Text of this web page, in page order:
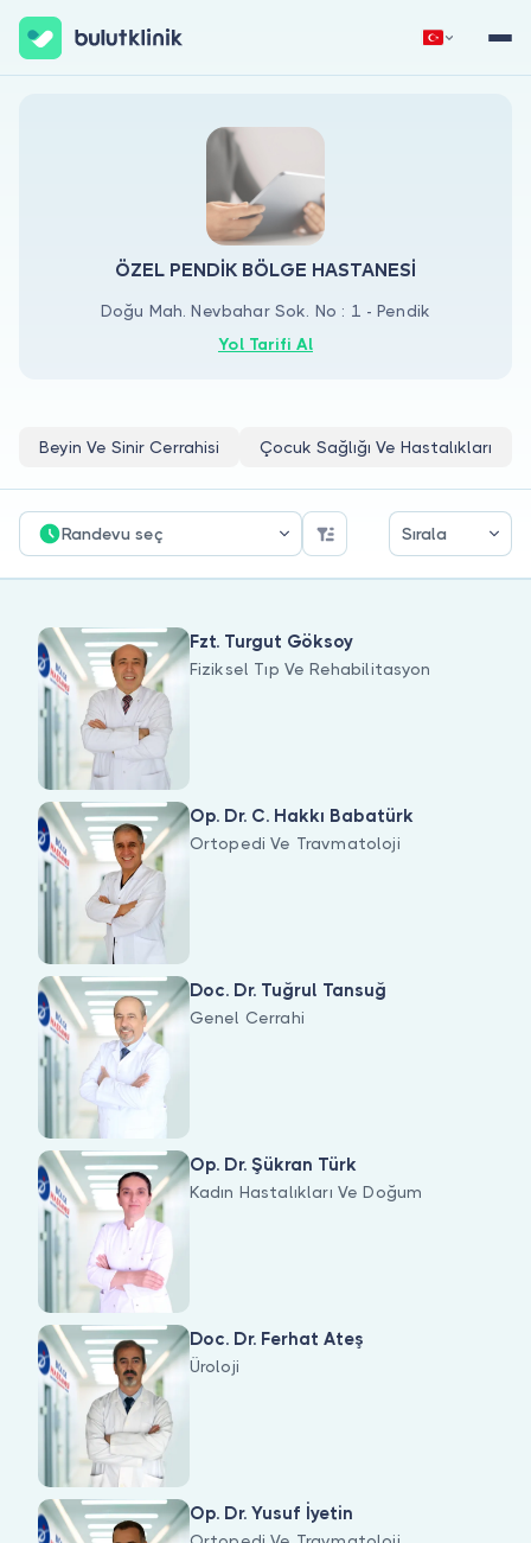
Doktorlar için
Doktor musunuz?
ÖZEL PENDİK BÖLGE HASTANESİ
Doğu Mah. Nevbahar Sok. No : 1 - Pendik
Yol Tarifi Al
Beyin Ve Sinir Cerrahisi Çocuk Sağlığı Ve Hastalıkları
Randevu seç Sırala
Fzt. Turgut Göksoy
Fiziksel Tıp Ve Rehabilitasyon
Op. Dr. C. Hakkı Babatürk
Ortopedi Ve Travmatoloji
Doc. Dr. Tuğrul Tansuğ
Genel Cerrahi
Op. Dr. Şükran Türk
Kadın Hastalıkları Ve Doğum
Doc. Dr. Ferhat Ateş
Üroloji
Op. Dr. Yusuf İyetin